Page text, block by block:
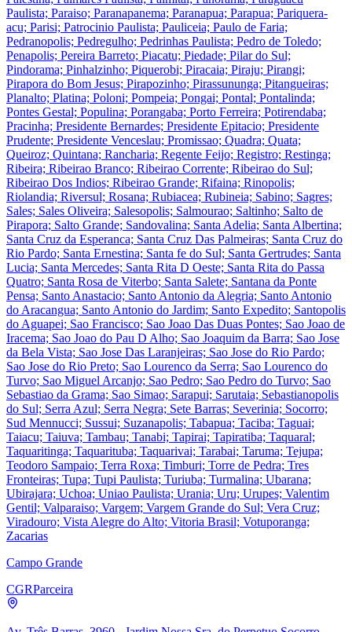
Paulista; Paraiso; Paranapanema; Paranapua; Parapua; Pariquera-
acu; Parisi; Patrocinio Paulista; Pauliceia; Paulo de Faria;
Pedranopolis; Pedregulho; Pedrinhas Paulista; Pedro de Toledo;
Penapolis; Pereira Barreto; Piacatu; Piedade; Pilar do Sul;
Pindorama; Pinhalzinho; Piquerobi; Piracaia; Piraju; Pirangi;
Pirapora do Bom Jesus; Pirapozinho; Pirassununga; Pitangueiras;
Planalto; Platina; Poloni; Pompeia; Pongai; Pontal; Pontalinda;
Pontes Gestal; Populina; Porangaba; Porto Ferreira; Potirendaba;
Pracinha; Presidente Bernardes; Presidente Epitacio; Presidente
Prudente; Presidente Venceslau; Promissao; Quadra; Quata;
Queiroz; Quintana; Rancharia; Regente Feijo; Registro; Restinga;
Ribeira; Ribeirao Branco; Ribeirao Corrente; Ribeirao do Sul;
Ribeirao Dos Indios; Ribeirao Grande; Rifaina; Rinopolis;
Riolandia; Riversul; Rosana; Rubiacea; Rubineia; Sabino; Sagres;
Sales; Sales Oliveira; Salesopolis; Salmourao; Saltinho; Salto de
Pirapora; Salto Grande; Sandovalina; Santa Adelia; Santa Albertina;
Santa Cruz da Esperanca; Santa Cruz Das Palmeiras; Santa Cruz do
Rio Pardo; Santa Ernestina; Santa fe do Sul; Santa Gertrudes; Santa
Lucia; Santa Mercedes; Santa Rita D Oeste; Santa Rita do Passa
Quatro; Santa Rosa de Viterbo; Santa Salete; Santana da Ponte
Pensa; Santo Anastacio; Santo Antonio da Alegria; Santo Antonio
do Aracangua; Santo Antonio do Jardim; Santo Expedito; Santopolis
do Aguapei; Sao Francisco; Sao Joao Das Duas Pontes; Sao Joao de
Iracema; Sao Joao do Pau D Alho; Sao Joaquim da Barra; Sao Jose
da Bela Vista; Sao Jose Das Laranjeiras; Sao Jose do Rio Pardo;
Sao Jose do Rio Preto; Sao Lourenco da Serra; Sao Lourenco do
Turvo; Sao Miguel Arcanjo; Sao Pedro; Sao Pedro do Turvo; Sao
Sebastiao da Grama; Sao Simao; Sarapui; Sarutaia; Sebastianopolis
do Sul; Serra Azul; Serra Negra; Sete Barras; Severinia; Socorro;
Sud Mennucci; Sussui; Suzanapolis; Tabapua; Taciba; Taguai;
Taiacu; Taiuva; Tambau; Tanabi; Tapirai; Tapiratiba; Taquaral;
Taquaritinga; Taquarituba; Taquarivai; Tarabai; Taruma; Tejupa;
Teodoro Sampaio; Terra Roxa; Timburi; Torre de Pedra; Tres
Fronteiras; Tupa; Tupi Paulista; Turiuba; Turmalina; Ubarana;
Ubirajara; Uchoa; Uniao Paulista; Urania; Uru; Urupes; Valentim
Gentil; Valparaiso; Vargem; Vargem Grande do Sul; Vera Cruz;
Viradouro; Vista Alegre do Alto; Vitoria Brasil; Votuporanga;
Zacarias
Campo Grande
CGRParceira